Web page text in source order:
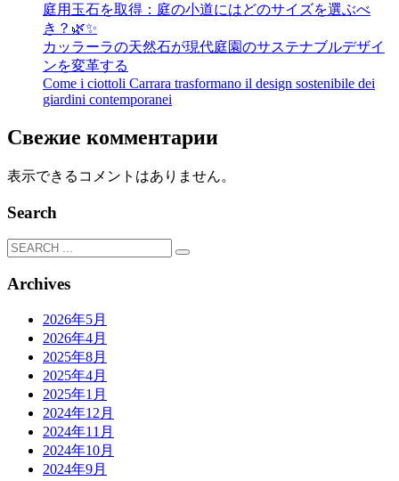
庭用玉石を取得：庭の小道にはどのサイズを選ぶべ
き？🌿✨
カッラーラの天然石が現代庭園のサステナブルデザイ
ンを変革する
Come i ciottoli Carrara trasformano il design sostenibile dei
giardini contemporanei
Свежие комментарии
表示できるコメントはありません。
Search
Archives
2026年5月
2026年4月
2025年8月
2025年4月
2025年1月
2024年12月
2024年11月
2024年10月
2024年9月